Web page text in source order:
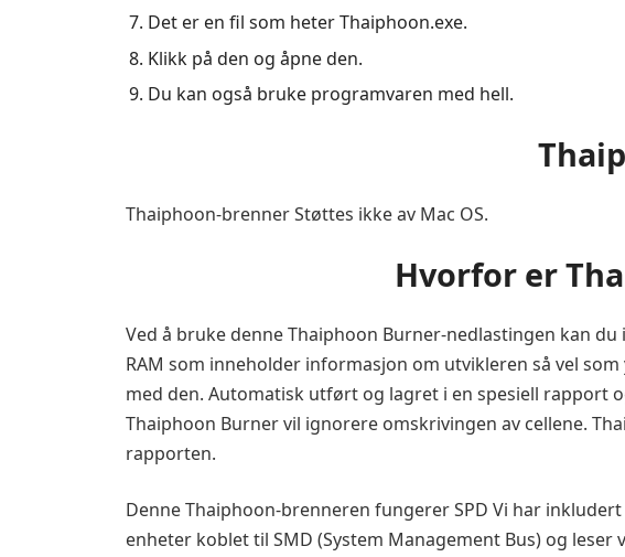
Det er en fil som heter Thaiphoon.exe.
Klikk på den og åpne den.
Du kan også bruke programvaren med hell.
Thaiphoon-brenner Støttes ikke av Mac OS.
Hvorfor er
Ved å bruke denne Thaiphoon Burner-nedlastingen kan
RAM som inneholder informasjon om utvikleren så vel
med den. Automatisk utført og lagret i en spesiell rapport
Thaiphoon Burner vil ignorere omskrivingen av cellene.
rapporten.
Denne Thaiphoon-brenneren fungerer SPD Vi har
enheter koblet til SMD (System Management Bus) og